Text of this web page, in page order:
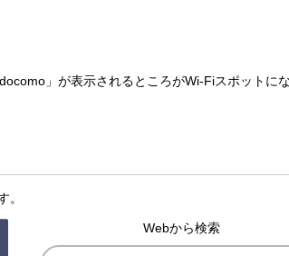
」が表示されるところがWi-Fiスポットに
。
Webから検索